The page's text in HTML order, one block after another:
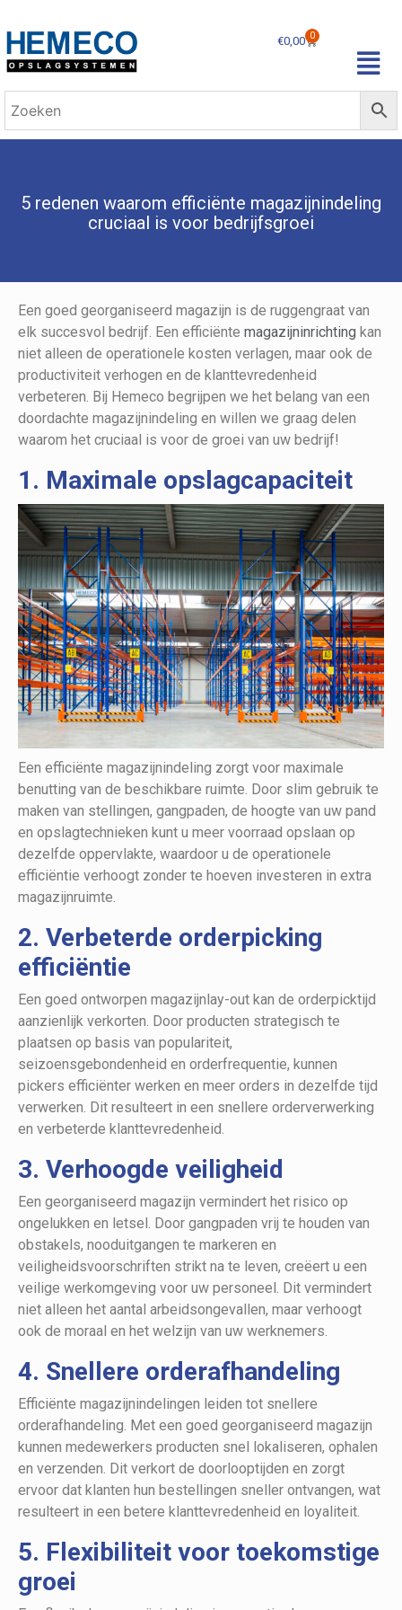
€0,00 0
5 redenen waarom efficiënte magazijnindeling
cruciaal is voor bedrijfsgroei
Een goed georganiseerd magazijn is de ruggengraat van
elk succesvol bedrijf. Een efficiënte magazijninrichting kan
niet alleen de operationele kosten verlagen, maar ook de
productiviteit verhogen en de klanttevredenheid
verbeteren. Bij Hemeco begrijpen we het belang van een
doordachte magazijnindeling en willen we graag delen
waarom het cruciaal is voor de groei van uw bedrijf!
1. Maximale opslagcapaciteit
Een efficiënte magazijnindeling zorgt voor maximale
benutting van de beschikbare ruimte. Door slim gebruik te
maken van stellingen, gangpaden, de hoogte van uw pand
en opslagtechnieken kunt u meer voorraad opslaan op
dezelfde oppervlakte, waardoor u de operationele
efficiëntie verhoogt zonder te hoeven investeren in extra
magazijnruimte.
2. Verbeterde orderpicking
efficiëntie
Een goed ontworpen magazijnlay-out kan de orderpicktijd
aanzienlijk verkorten. Door producten strategisch te
plaatsen op basis van populariteit,
seizoensgebondenheid en orderfrequentie, kunnen
pickers efficiënter werken en meer orders in dezelfde tijd
verwerken. Dit resulteert in een snellere orderverwerking
en verbeterde klanttevredenheid.
3. Verhoogde veiligheid
Een georganiseerd magazijn vermindert het risico op
ongelukken en letsel. Door gangpaden vrij te houden van
obstakels, nooduitgangen te markeren en
veiligheidsvoorschriften strikt na te leven, creëert u een
veilige werkomgeving voor uw personeel. Dit vermindert
niet alleen het aantal arbeidsongevallen, maar verhoogt
ook de moraal en het welzijn van uw werknemers.
4. Snellere orderafhandeling
Efficiënte magazijnindelingen leiden tot snellere
orderafhandeling. Met een goed georganiseerd magazijn
kunnen medewerkers producten snel lokaliseren, ophalen
en verzenden. Dit verkort de doorlooptijden en zorgt
ervoor dat klanten hun bestellingen sneller ontvangen, wat
resulteert in een betere klanttevredenheid en loyaliteit.
5. Flexibiliteit voor toekomstige
groei